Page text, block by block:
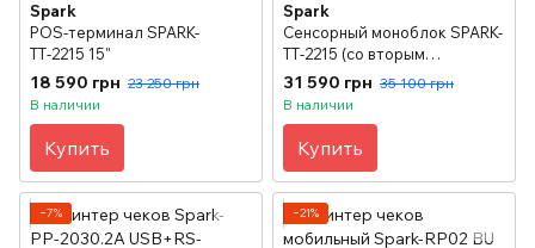
Spark
POS-терминал SPARK-
ТТ-2215 15"
18 590 грн 23 250 грн
В наличии
Купить
Spark
Сенсорный моноблок SPARK-
ТТ-2215 (со вторым
дисплеем)
31 590 грн 35 100 грн
В наличии
Купить
−7% −21%